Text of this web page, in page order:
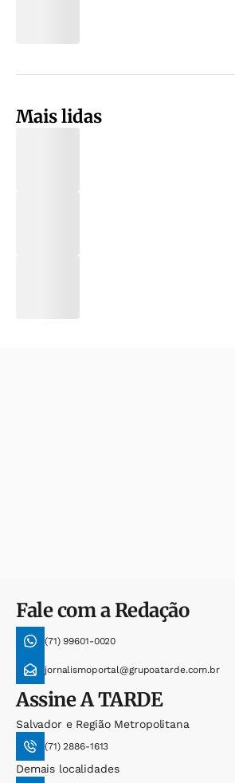
Mais lidas
Fale com a Redação
(71) 99601-0020
jornalismoportal@grupoatarde.com.br
AssineA TARDE
Salvador e Região Metropolitana
(71) 2886-1613
Demais localidades